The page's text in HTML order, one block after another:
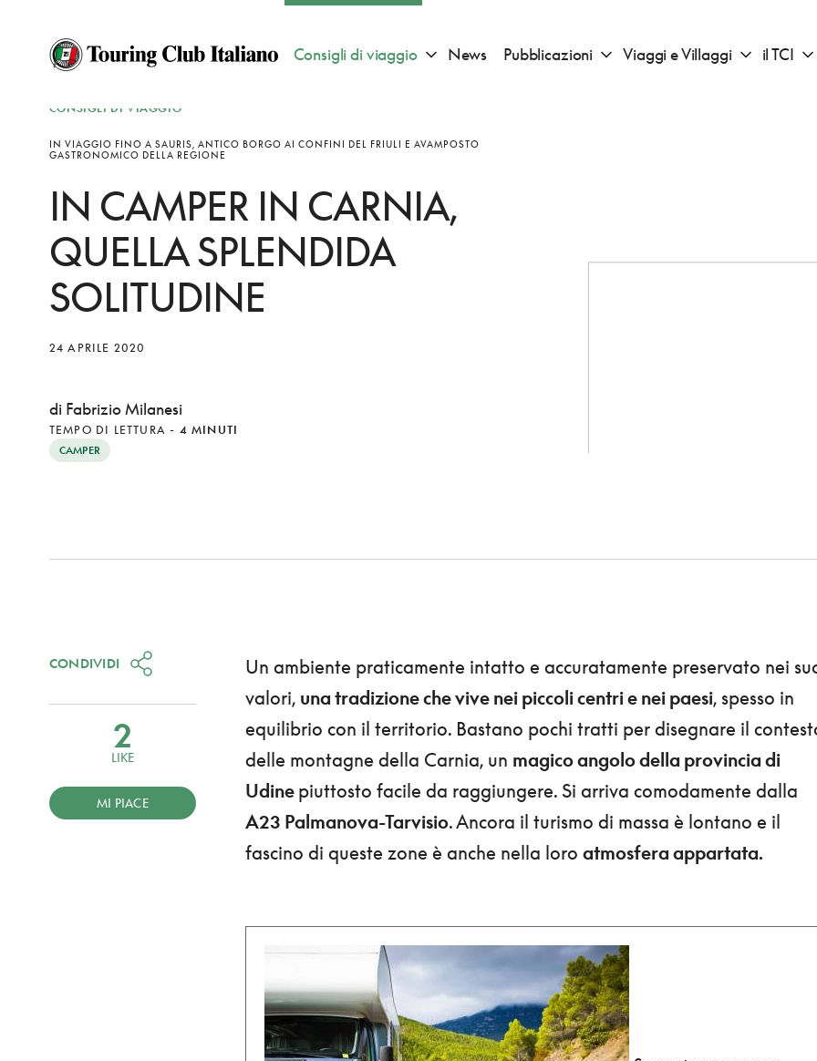
Consigli di viaggio Apri sotto menu "Consigli di viaggio"
News Pubblicazioni Apri sotto menu "Pubblicazioni"
Viaggi e Villaggi Apri sotto
il TCI
CONSIGLI DI VIAGGIO
IN VIAGGIO FINO A SAURIS, ANTICO BORGO AI CONFINI DEL FRIULI E AVAMPOSTO
GASTRONOMICO DELLA REGIONE
IN CAMPER IN CARNIA,
QUELLA SPLENDIDA
SOLITUDINE
24 APRILE 2020
di Fabrizio Milanesi
TEMPO DI LETTURA - 4 MINUTI
CAMPER
Un ambiente praticamente intatto e accuratamente preservato nei
valori, una tradizione che vive nei piccoli centri e nei paesi, spesso in
equilibrio con il territorio. Bastano pochi tratti per disegnare il
delle montagne della Carnia, un magico angolo della provincia di
Udine piuttosto facile da raggiungere. Si arriva comodamente dalla
A23 Palmanova-Tarvisio. Ancora il turismo di massa è lontano e il
fascino di queste zone è anche nella loro atmosfera appartata.
CONDIVIDI
2
LIKE
MI PIACE